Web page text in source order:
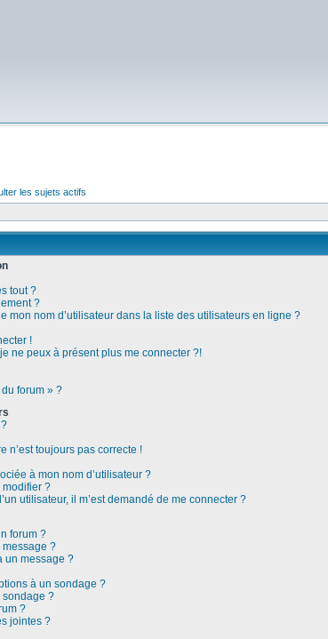
les sujets actifs
tout ?
?
mon nom d’utilisateur dans la liste des utilisateurs en ligne ?
!
ne peux à présent plus me connecter ?!
forum » ?
n’est toujours pas correcte !
à mon nom d’utilisateur ?
modifier ?
utilisateur, il m’est demandé de me connecter ?
forum ?
?
un message ?
à un sondage ?
sondage ?
?
jointes ?